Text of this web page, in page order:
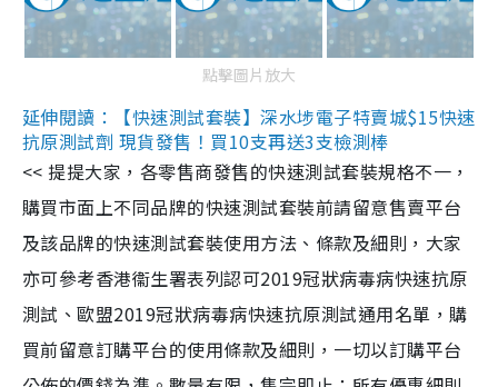
點擊圖片放大
延伸閱讀：【快速測試套裝】深水埗電子特賣城$15快速
抗原測試劑 現貨發售！買10支再送3支檢測棒
<< 提提大家，各零售商發售的快速測試套裝規格不一，
購買市面上不同品牌的快速測試套裝前請留意售賣平台
及該品牌的快速測試套裝使用方法、條款及細則，大家
亦可參考香港衞生署表列認可2019冠狀病毒病快速抗原
測試、歐盟2019冠狀病毒病快速抗原測試通用名單，購
買前留意訂購平台的使用條款及細則，一切以訂購平台